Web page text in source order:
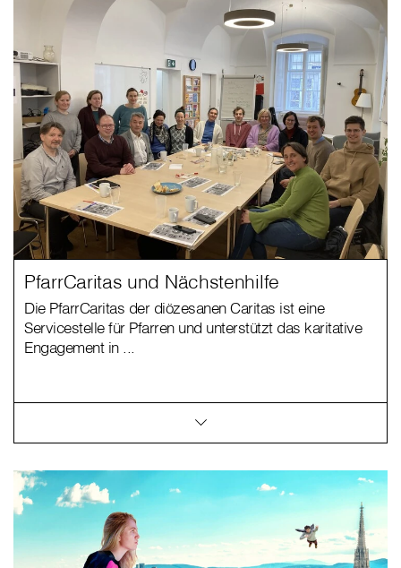
PfarrCaritas und Nächstenhilfe
Die PfarrCaritas der diözesanen Caritas ist eine
Servicestelle für Pfarren und unterstützt das karitative
Engagement in ...